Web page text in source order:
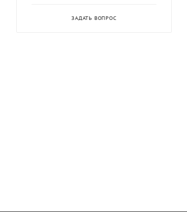
ЗАДАТЬ ВОПРОС